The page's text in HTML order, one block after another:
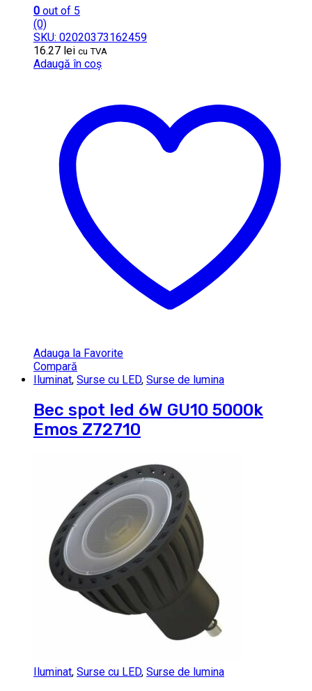
0 out of 5
(0)
SKU: 02020373162459
16.27 lei cu TVA
Adaugă în coș
Adauga la Favorite
Compară
Iluminat, Surse cu LED, Surse de lumina
Bec spot led 6W GU10 5000k
Emos Z72710
Iluminat, Surse cu LED, Surse de lumina